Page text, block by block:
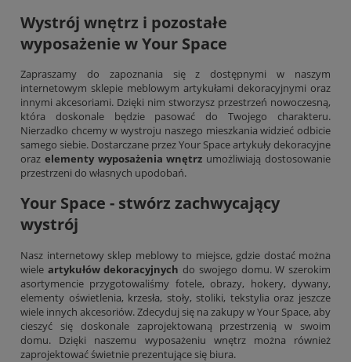
Wystrój wnętrz i pozostałe
wyposażenie w Your Space
Zapraszamy do zapoznania się z dostępnymi w naszym
internetowym sklepie meblowym artykułami dekoracyjnymi oraz
innymi akcesoriami. Dzięki nim stworzysz przestrzeń nowoczesną,
która doskonale będzie pasować do Twojego charakteru.
Nierzadko chcemy w wystroju naszego mieszkania widzieć odbicie
samego siebie. Dostarczane przez Your Space artykuły dekoracyjne
oraz elementy wyposażenia wnętrz umożliwiają dostosowanie
przestrzeni do własnych upodobań.
Your Space - stwórz zachwycający
wystrój
Nasz internetowy sklep meblowy to miejsce, gdzie dostać można
wiele artykułów dekoracyjnych do swojego domu. W szerokim
asortymencie przygotowaliśmy fotele, obrazy, hokery, dywany,
elementy oświetlenia, krzesła, stoły, stoliki, tekstylia oraz jeszcze
wiele innych akcesoriów. Zdecyduj się na zakupy w Your Space, aby
cieszyć się doskonale zaprojektowaną przestrzenią w swoim
domu. Dzięki naszemu wyposażeniu wnętrz można również
zaprojektować świetnie prezentujące się biura.